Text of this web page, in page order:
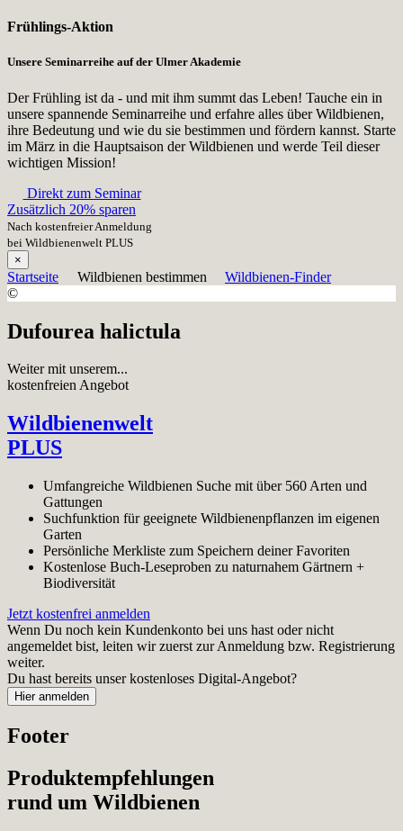
Frühlings-Aktion
Unsere Seminarreihe auf der Ulmer Akademie
Der Frühling ist da - und mit ihm summt das Leben! Tauche ein in
unsere spannende Seminarreihe und erfahre alles über Wildbienen,
ihre Bedeutung und wie du sie bestimmen und fördern kannst. Starte
im März in die Hauptsaison der Wildbienen und werde Teil dieser
wichtigen Mission!
Direkt zum Seminar
Zusätzlich 20% sparen
Nach kostenfreier Anmeldung
bei Wildbienenwelt PLUS
×
Startseite Wildbienen bestimmen
Wildbienen-Finder
©
Dufourea halictula
Weiter mit unserem...
kostenfreien Angebot
Wildbienenwelt
PLUS
Umfangreiche Wildbienen Suche mit über 560 Arten und
Gattungen
Suchfunktion für geeignete Wildbienenpflanzen im eigenen
Garten
Persönliche Merkliste zum Speichern deiner Favoriten
Kostenlose Buch-Leseproben zu naturnahem Gärtnern +
Biodiversität
Jetzt kostenfrei anmelden
Wenn Du noch kein Kundenkonto bei uns hast oder nicht
angemeldet bist, leiten wir zuerst zur Anmeldung bzw. Registrierung
weiter.
Du hast bereits unser kostenloses Digital-Angebot?
Footer
Produktempfehlungen
rund um Wildbienen